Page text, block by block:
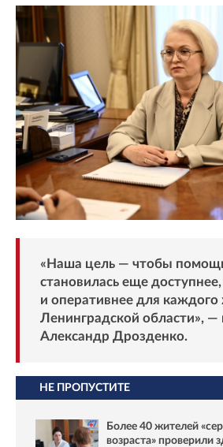
«Наша цель — чтобы
становилась еще
и оперативнее для каждого
Ленинградской области», —
Александр Дрозденко.
НЕ ПРОПУСТИТЕ
Более 40 жителей
возраста» проверили